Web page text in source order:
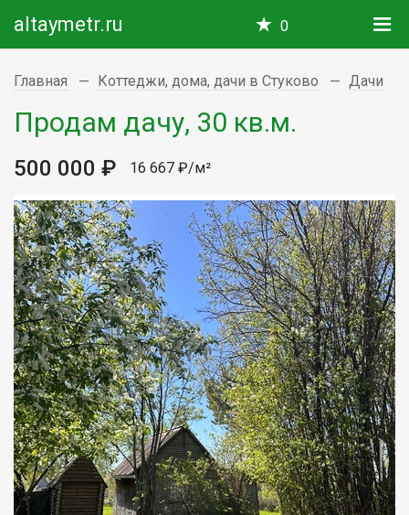
altaymetr.ru 0
Главная Коттеджи, дома, дачи в Стуково Дачи
Продам дачу, 30 кв.м.
500 000 ₽ 16 667 ₽/м²